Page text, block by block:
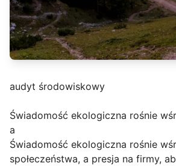
audyt środowiskowy
Świadomość ekologiczna rośnie
a
Świadomość ekologiczna rośnie
społeczeństwa, a presja na firmy,